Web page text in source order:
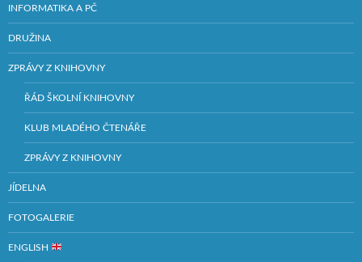
INFORMATIKA A PČ
DRUŽINA
ZPRÁVY Z KNIHOVNY
ŘÁD ŠKOLNÍ KNIHOVNY
KLUB MLADÉHO ČTENÁŘE
ZPRÁVY Z KNIHOVNY
JÍDELNA
FOTOGALERIE
ENGLISH